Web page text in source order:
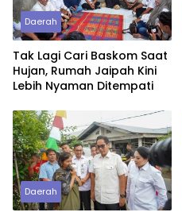
Daerah
Tak Lagi Cari Baskom Saat
Hujan, Rumah Jaipah Kini
Lebih Nyaman Ditempati
Daerah